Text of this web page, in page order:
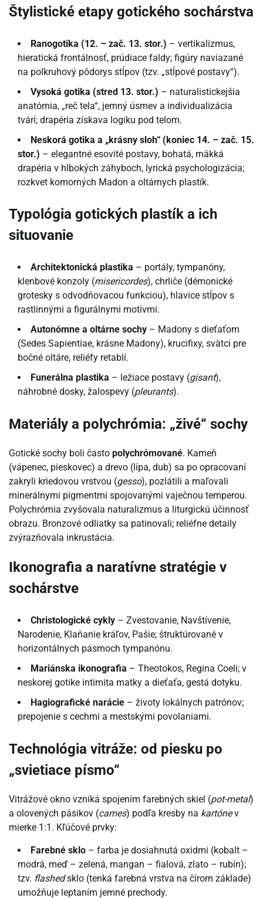
Štylistické etapy gotického sochárstva
Ranogotika (12. – zač. 13. stor.) – vertikalizmus,
hieratická frontálnosť, prúdiace faldy; figúry naviazané
na polkruhový pôdorys stĺpov (tzv. „stĺpové postavy“).
Vysoká gotika (stred 13. stor.) – naturalistickejšia
anatómia, „reč tela“, jemný úsmev a individualizácia
tvárí; drapéria získava logiku pod telom.
Neskorá gotika a „krásny sloh“ (koniec 14. – zač. 15.
stor.) – elegantné esovité postavy, bohatá, mäkká
drapéria v hlbokých záhyboch, lyrická psychologizácia;
rozkvet komorných Madon a oltárnych plastík.
Typológia gotických plastík a ich
situovanie
Architektonická plastika – portály, tympanóny,
klenbové konzoly (misericordes), chrliče (démonické
grotesky s odvodňovacou funkciou), hlavice stĺpov s
rastlinnými a figurálnymi motívmi.
Autonómne a oltárne sochy – Madony s dieťaťom
(Sedes Sapientiae, krásne Madony), krucifixy, svätci pre
bočné oltáre, reliéfy retablí.
Funerálna plastika – ležiace postavy (gisant),
náhrobné dosky, žalospevy (pleurants).
Materiály a polychrómia: „živé“ sochy
Gotické sochy boli často polychrómované. Kameň
(vápenec, pieskovec) a drevo (lípa, dub) sa po opracovaní
zakryli kriedovou vrstvou (gesso), pozlátili a maľovali
minerálnymi pigmentmi spojovanými vaječnou temperou.
Polychrómia zvyšovala naturalizmus a liturgickú účinnosť
obrazu. Bronzové odliatky sa patinovali; reliéfne detaily
zvýrazňovala inkrustácia.
Ikonografia a naratívne stratégie v
sochárstve
Christologické cykly – Zvestovanie, Navštívenie,
Narodenie, Klaňanie kráľov, Pašie; štruktúrované v
horizontálnych pásmoch tympanónu.
Mariánska ikonografia – Theotokos, Regina Coeli; v
neskorej gotike intimita matky a dieťaťa, gestá dotyku.
Hagiografické narácie – životy lokálnych patrónov;
prepojenie s cechmi a mestskými povolaniami.
Technológia vitráže: od piesku po
„svietiace písmo“
Vitrážové okno vzniká spojením farebných skiel (pot-metal)
a olovených pásikov (cames) podľa kresby na kartónev
mierke 1:1. Kľúčové prvky:
Farebné sklo – farba je dosiahnutá oxidmi (kobalt –
modrá, meď – zelená, mangan – fialová, zlato – rubín);
tzv. flashedsklo (tenká farebná vrstva na čírom základe)
umožňuje leptaním jemné prechody.